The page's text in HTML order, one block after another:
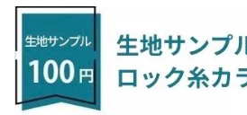
H24/4～ 50系後期/160系
シエンタ
H15/9～ 6・7人乗
スープラ
H29/10～R7/10 ZE1
R2/3～ B40系/BB系
H27/4～R4/5 RP1/2/3/4/5
R4/5～ RP6/7/8
ストリーム
H18/7~H26/5 7人乗 RN6/7/8/9
バモス
H27/1～R5/6 30系
R5/6～ 40系
H24/4～29/10 20系
ヴィッツ
H22/12～R2/3 130系
ヴォクシー
R3/11～ 20系
H26/10～
ＲＸ
H27/10～R4/7 20系5人乗
ＵＸ
R2/6~R8/6 15系(e-POWER)
R8/6～ 16系
H11/6～H16/10 Y34
サクラ
R4/5～ B6AW
シーマ
H23/5～ LA100系
ソルテラ
R4/5~ XEAM10X・YEAM15X
ディアスワゴン
H24/11～R1/8 GJ系
キャロル
H27/1～ HB36/37/97S
キャロルエコ
R1/7～ LA650/660
H28/11～ M900系
ハイゼット・キャディー
H28/6～R3/9 LA700V
ハイゼット・カーゴ
H13/9～ DA系
クロスビー(XBEE)
H29/12～R7/10 MN71S
ジムニー
H24/10～R2/12 GF系
アウトランダーＰＨＥＶ
H25/1～ GG/GN系 5人乗
エクリプスクロス/エクリプスクロスPHEV
H24/11～R2/3 JG1・JG2
R2/11～ JG3・JG4
N-ONE e:
R7/9~ JG5
N-VAN
H16/4～28/1 １T系 トゥラン
R2/7～ A1D系
ティグアン
H20/9～H29/1 5NC系
トゥアレグ
H27/6～R1/8
ＣＬＳクラス
H30/6～
Ｅクラス
ラグマットミニ（S）